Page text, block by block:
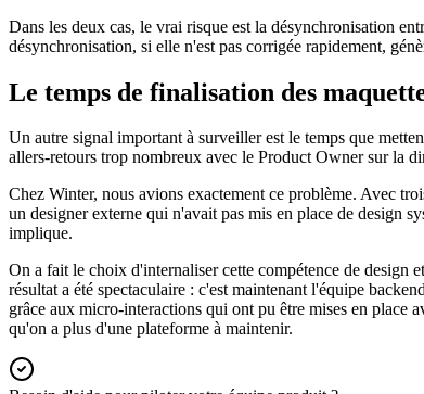
Dans les deux cas, le vrai risque est la désynchronisation
désynchronisation, si elle n'est pas corrigée rapidement,
Le temps de finalisation des
Un autre signal important à surveiller est le temps que
allers-retours trop nombreux avec le Product Owner sur la
Chez Winter, nous avions exactement ce problème. Avec
un designer externe qui n'avait pas mis en place de design
implique.
On a fait le choix d'internaliser cette compétence de design
résultat a été spectaculaire : c'est maintenant l'équipe
grâce aux micro-interactions qui ont pu être mises en place
qu'on a plus d'une plateforme à maintenir.